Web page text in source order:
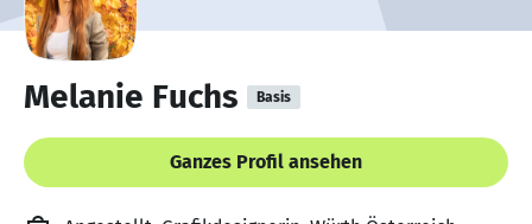
Melanie Fuchs Basis
Ganzes Profil ansehen